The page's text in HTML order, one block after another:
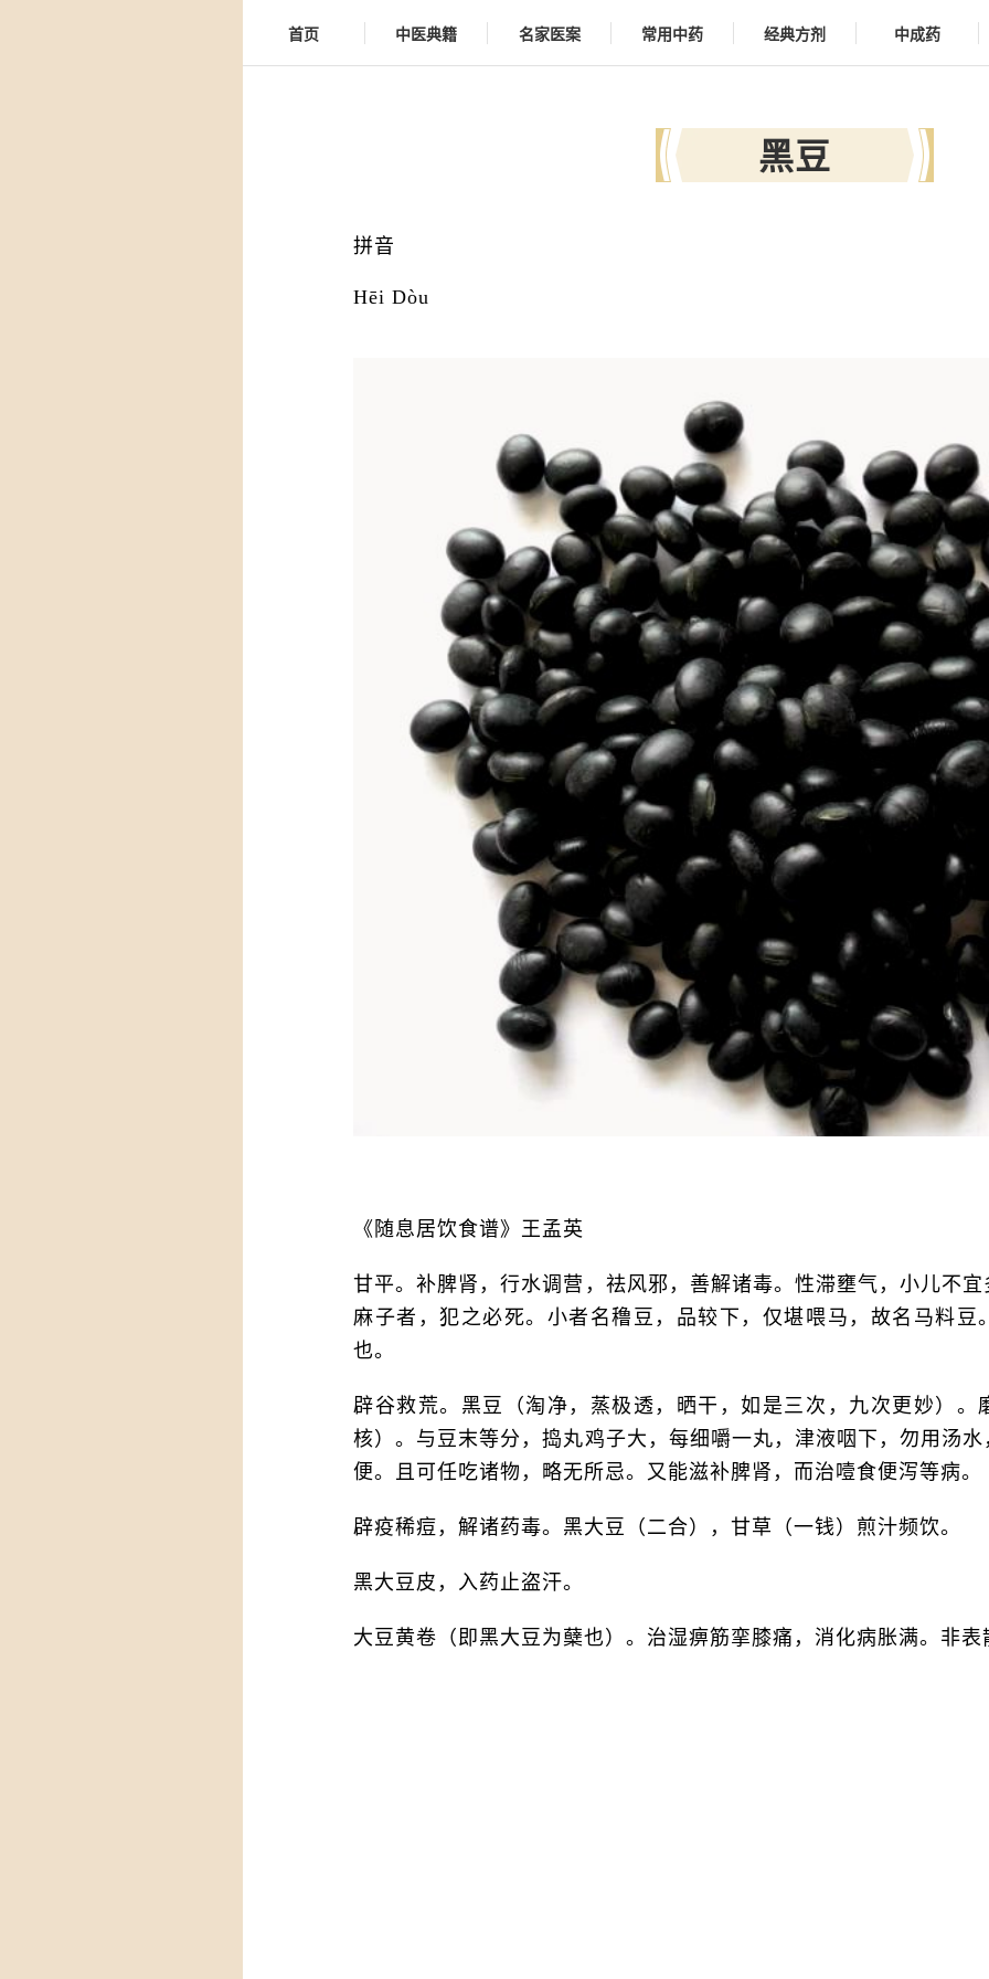
首页 中医典籍 名家医案 常用中药 经典方剂 中成药
黑豆
拼音
Hēi Dòu
《随息居饮食谱》王孟英
甘平。补脾肾，行水调营，祛风邪，善解诸毒。性滞壅气，小儿不
麻子者，犯之必死。小者名穞豆，品较下，仅堪喂马，故名马料豆
也。
辟谷救荒。黑豆（淘净，蒸极透，晒干，如是三次，九次更妙）。
核）。与豆末等分，捣丸鸡子大，每细嚼一丸，津液咽下，勿用汤
便。且可任吃诸物，略无所忌。又能滋补脾肾，而治噎食便泻等病。
辟疫稀痘，解诸药毒。黑大豆（二合），甘草（一钱）煎汁频饮。
黑大豆皮，入药止盗汗。
大豆黄卷（即黑大豆为蘖也）。治湿痹筋挛膝痛，消化病胀满。非表